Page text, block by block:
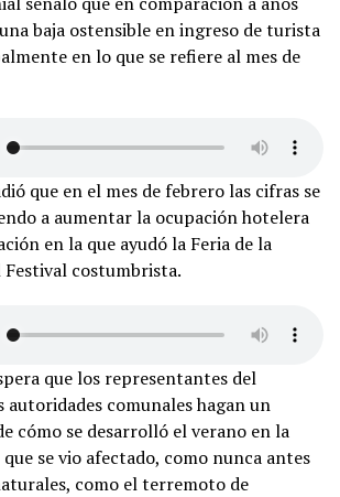
baja ostensible en ingreso de turista
en lo que se refiere al mes de
que en el mes de febrero las cifras se
a aumentar la ocupación hotelera
en la que ayudó la Feria de la
Festival costumbrista.
que los representantes del
autoridades comunales hagan un
cómo se desarrolló el verano en la
se vio afectado, como nunca antes
como el terremoto de